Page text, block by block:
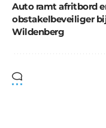
Auto ramt afritbord
obstakelbeveiliger
Wildenberg